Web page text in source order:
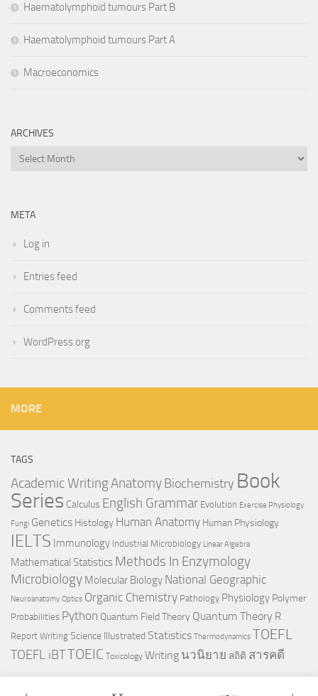
Haematolymphoid tumours Part B
Haematolymphoid tumours Part A
Macroeconomics
ARCHIVES
Archives
META
Log in
Entries feed
Comments feed
WordPress.org
MORE
TAGS
Academic WritingAnatomy Biochemistry Book
Series Calculus English Grammar Evolution Exercise Physiology
Fungi Genetics Histology Human Anatomy Human Physiology
IELTS Immunology Industrial Microbiology Linear Algebra
Mathematical Statistics Methods In Enzymology
Microbiology Molecular Biology National Geographic
Neuroanatomy Optics Organic Chemistry Pathology Physiology Polymer
Probabilities Python Quantum Field Theory Quantum Theory R
Report Writing Science Illustrated Statistics Thermodynamics TOEFL
TOEFL iBTTOEIC Toxicology Writing นวนิยาย สถิติ สารคดี